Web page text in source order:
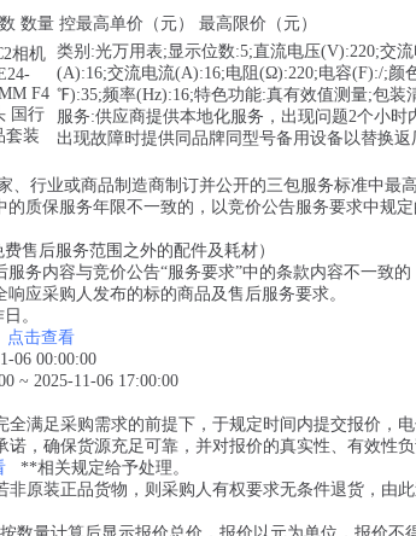
数量 控最高单价（元） 最高限价（元）
相机
F4
国行
套装
类别:光万用表;显示位数:5;直流电压(V):220;交
(A):16;交流电流(A):16;电阻(Ω):220;电容(F):/;颜
℉):35;频率(Hz):16;特色功能:真有效值测量;包装
服务:供应商提供本地化服务，出现问题2个小时
出现故障时提供同品牌同型号备用设备以替换返
、行业或商品制造商制订并公开的三包服务标准中最
质保服务年限不一致的，以竞价公告服务要求中规定
售后服务范围之外的配件及耗材）
务内容与竞价公告“服务要求”中的条款内容不一致
应采购人发布的标的商品及售后服务要求。
。
点击查看
06 00:00:00
~ 2025-11-06 17:00:00
满足采购需求的前提下，于规定时间内提交报价，电
诺，确保货源充足可靠，并对报价的真实性、有效性
**相关规定给予处理。
原装正品货物，则采购人有权要求无条件退货，由